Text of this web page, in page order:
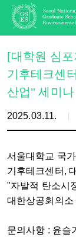
[대학원 심
기후테크센
산업" 세미나
2025.03.11.
서울대학교 국
기후테크센터,
"자발적 탄소시
대한상공회의
문의사항 : 윤슬